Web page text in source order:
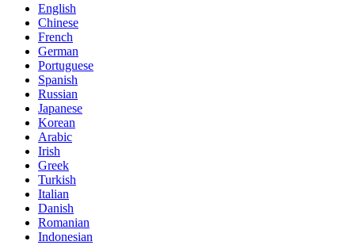
English
Chinese
French
German
Portuguese
Spanish
Russian
Japanese
Korean
Arabic
Irish
Greek
Turkish
Italian
Danish
Romanian
Indonesian